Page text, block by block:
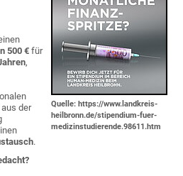
Quelle: https://www.landkreis-
heilbronn.de/stipendium-fuer-
medizinstudierende.98611.htm
500 € für
,
der
.